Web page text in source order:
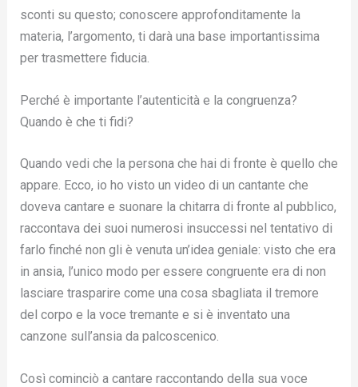
sconti su questo; conoscere approfonditamente la
materia, l’argomento, ti darà una base importantissima
per trasmettere fiducia.
Perché è importante l’autenticità e la congruenza?
Quando è che ti fidi?
Quando vedi che la persona che hai di fronte è quello che
appare. Ecco, io ho visto un video di un cantante che
doveva cantare e suonare la chitarra di fronte al pubblico,
raccontava dei suoi numerosi insuccessi nel tentativo di
farlo finché non gli è venuta un’idea geniale: visto che era
in ansia, l’unico modo per essere congruente era di non
lasciare trasparire come una cosa sbagliata il tremore
del corpo e la voce tremante e si è inventato una
canzone sull’ansia da palcoscenico.
Così cominciò a cantare raccontando della sua voce